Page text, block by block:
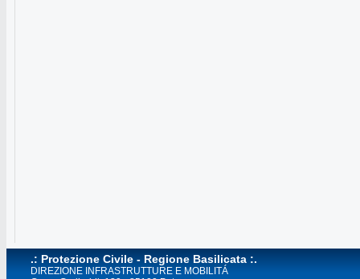
.: Protezione Civile - Regione Basilicata :.
DIREZIONE INFRASTRUTTURE E MOBILITÁ